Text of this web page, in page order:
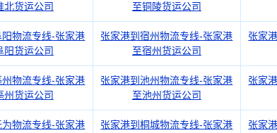
北货运公司
至铜陵货运公司
物流专线-张家港
阳货运公司
张家港到宿州物流专线-张家港
至宿州货运公司
张家
物流专线-张家港
州货运公司
张家港到池州物流专线-张家港
至池州货运公司
张家
物流专线-张家港
张家港到桐城物流专线-张家港
张家